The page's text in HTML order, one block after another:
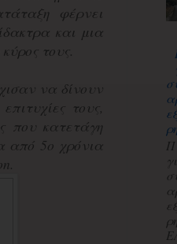
φέρνει
και μια
τους.
να δίνουν
τους,
που κατετάγη
από 5ο χρόνια